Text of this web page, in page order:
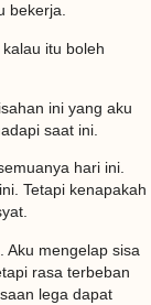
bekerja.
itu boleh
ini yang aku
saat ini.
hari ini.
Tetapi kenapakah
Aku mengelap sisa
rasa terbeban
lega dapat